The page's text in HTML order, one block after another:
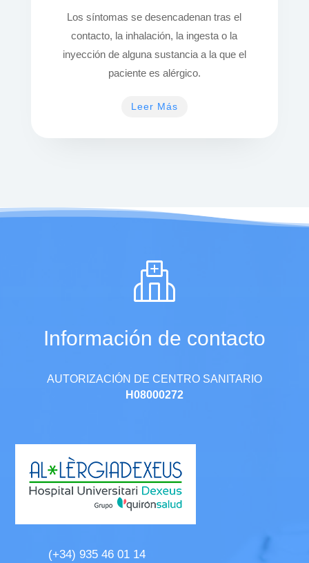
Los síntomas se desencadenan tras el
contacto, la inhalación, la ingesta o la
inyección de alguna sustancia a la que el
paciente es alérgico.
Leer Más
Información de contacto
AUTORIZACIÓN DE CENTRO SANITARIO
H08000272
(+34) 935 46 01 14